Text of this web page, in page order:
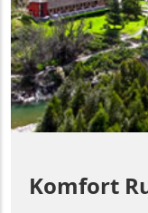
Komfort